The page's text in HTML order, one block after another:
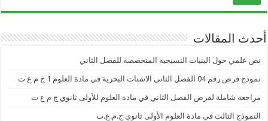
أحدث المقالات
نص علمي حول البنيات النسيجية المتخصصة للفصل الثاني
نموذج فرض رقم 04 الفصل الثاني الاشنات البحرية في مادة العلوم 1 ج م ع ت
مراجعة شاملة لفرض الفصل الثاني في مادة العلوم للأولى ثانوي ج م ع ت
النموذج الثالث في مادة العلوم الأولى ثانوي ج.م.ع.ت